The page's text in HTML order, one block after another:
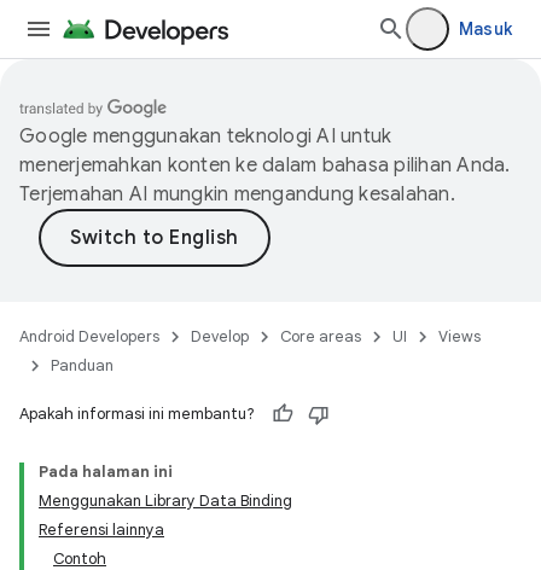
Masuk
Google menggunakan teknologi AI untuk
menerjemahkan konten ke dalam bahasa pilihan Anda.
Terjemahan AI mungkin mengandung kesalahan.
Android Developers Develop Core areas UI
Views
Panduan
Apakah informasi ini membantu?
Pada halaman ini
Menggunakan Library Data Binding
Referensi lainnya
Contoh